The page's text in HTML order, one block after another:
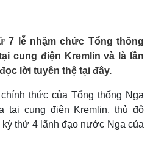
7 lễ nhậm chức Tổng thống
cung điện Kremlin và là lần
lời tuyên thệ tại đây.
thức của Tổng thống Nga
tại cung điện Kremlin, thủ đô
kỳ thứ 4 lãnh đạo nước Nga của